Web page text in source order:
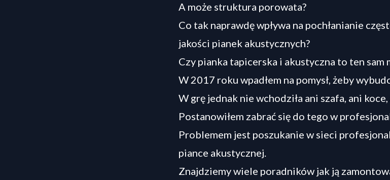
A może struktura porowata?
Co tak naprawdę wpływa na pochłanianie
jakości pianek akustycznych?
Czy pianka tapicerska i akustyczna to ten sam
W 2017 roku wpadłem na pomysł, żeby
W grę jednak nie wchodziła ani szafa, ani koce,
Postanowiłem zabrać się do tego w
Problemem jest poszukanie w sieci
piance akustycznej.
Znajdziemy wiele poradników jak ją